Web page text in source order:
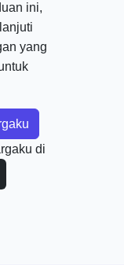
ini,
yang
di